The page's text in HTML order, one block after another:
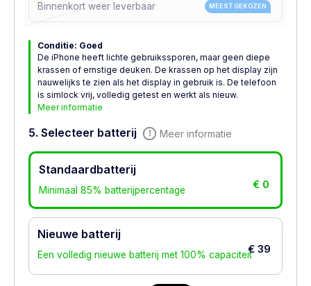
MEEST GEKOZEN
Binnenkort weer leverbaar
Conditie: Goed
De iPhone heeft lichte gebruikssporen, maar geen diepe
krassen of ernstige deuken. De krassen op het display zijn
nauwelijks te zien als het display in gebruik is. De telefoon
is simlock vrij, volledig getest en werkt als nieuw.
Meer informatie
5. Selecteer batterij Meer informatie
Standaardbatterij
€ 0
Minimaal 85% batterijpercentage
Nieuwe batterij
€ 39
Een volledig nieuwe batterij met 100% capaciteit